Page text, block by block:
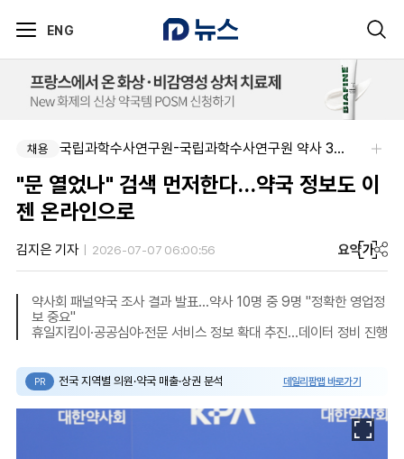
ENG
채용 국립과학수사연구원-국립과학수사연구원 약사 3명 채용
"문 열었나" 검색 먼저한다…약국 정보도 이
젠 온라인으로
김지은 기자 2026-07-07 06:00:56 요약가
약사회 패널약국 조사 결과 발표…약사 10명 중 9명 "정확한 영업정
보 중요"
휴일지킴이·공공심야·전문 서비스 정보 확대 추진…데이터 정비 진행
PR 전국 지역별 의원·약국 매출·상권 분석 데일리팜맵 바로가기